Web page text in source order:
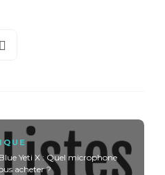
Yeti X : Quel microphone
acheter ?